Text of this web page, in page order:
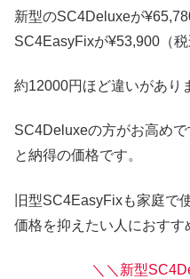
新型のSC4Deluxeが
SC4EasyFixが¥53,900（税
約12000円ほど違いがあり
SC4Deluxeの方がお高め
と納得の価格です。
旧型SC4EasyFixも家庭で
価格を抑えたい人におすす
＼＼新型